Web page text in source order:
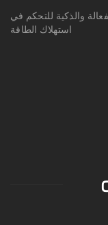
والذكية للتحكم في
استهلاك الطاقة